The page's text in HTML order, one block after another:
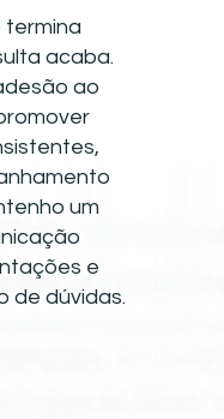
termina
acaba.
ao
um
e
de dúvidas.